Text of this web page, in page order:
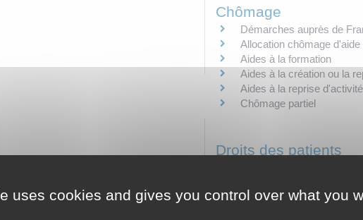
Chômage
Démarches auprès de
Allocation chômage
Aides à la formation
Aides à la création ou la
Aides à la reprise d'activité
Chômage partiel
Droits des patients
Information du patient :
Don du sang - Don
uses cookies and gives you control over what you